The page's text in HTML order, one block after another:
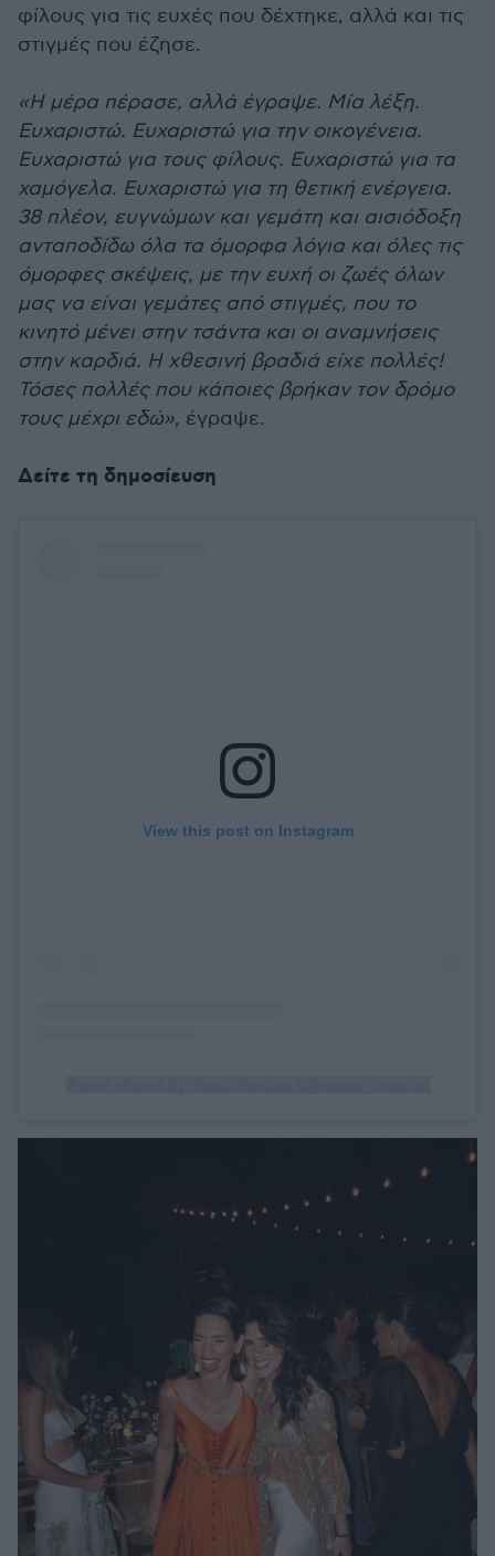
φίλους για τις ευχές που δέχτηκε, αλλά και τις
στιγμές που έζησε.
«Η μέρα πέρασε, αλλά έγραψε. Μία λέξη.
Ευχαριστώ. Ευχαριστώ για την οικογένεια.
Ευχαριστώ για τους φίλους. Ευχαριστώ για τα
χαμόγελα. Ευχαριστώ για τη θετική ενέργεια.
38 πλέον, ευγνώμων και γεμάτη και αισιόδοξη
ανταποδίδω όλα τα όμορφα λόγια και όλες τις
όμορφες σκέψεις, με την ευχή οι ζωές όλων
μας να είναι γεμάτες από στιγμές, που το
κινητό μένει στην τσάντα και οι αναμνήσεις
στην καρδιά. Η χθεσινή βραδιά είχε πολλές!
Τόσες πολλές που κάποιες βρήκαν τον δρόμο
τους μέχρι εδώ», έγραψε.
Δείτε τη δημοσίευση
View this post on Instagram